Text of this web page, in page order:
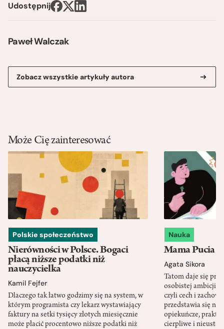
Paweł Walczak
Zobacz wszystkie artykuły autora
Udostępnij
Może Cię zainteresować
Polskie społeczeństwo
Nierówności w Polsce. Bogaci
płacą niższe podatki niż
nauczycielka
Kamil Fejfer
Dlaczego tak łatwo godzimy się na system, w
którym programista czy lekarz wystawiający
faktury na setki tysięcy złotych miesięcznie
może płacić procentowo niższe podatki niż
Nauka
Mama Pucia
Agata Sikora
Tatom daje się
osobistej ambicji,
czyli cech i
przedstawia się
opiekuńcze,
cierpliwe i